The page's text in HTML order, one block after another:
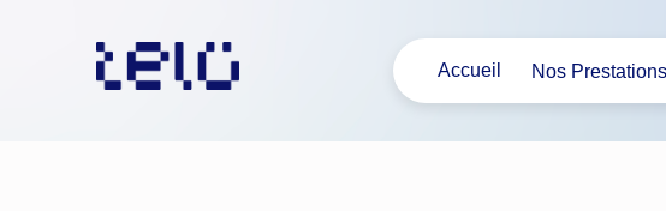
Accueil Nos Prestations